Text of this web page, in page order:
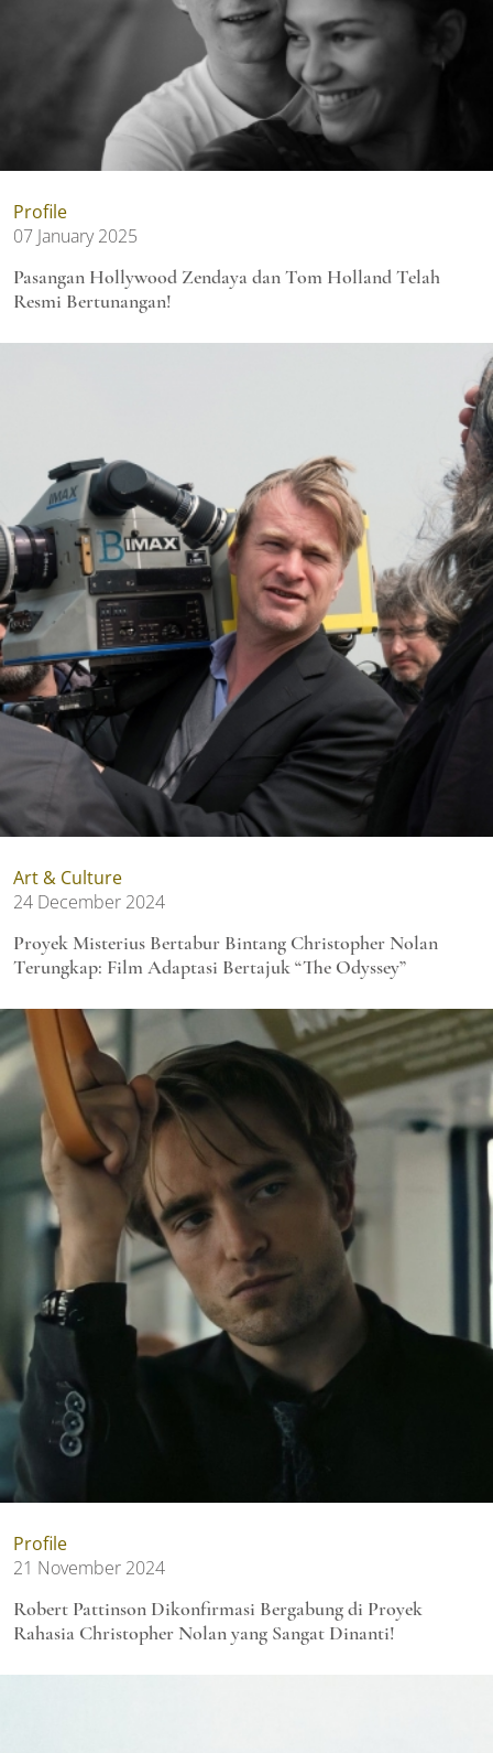
Profile
07 January 2025
Pasangan Hollywood Zendaya dan Tom Holland Telah
Resmi Bertunangan!
Art & Culture
24 December 2024
Proyek Misterius Bertabur Bintang Christopher Nolan
Terungkap: Film Adaptasi Bertajuk “The Odyssey”
Profile
21 November 2024
Robert Pattinson Dikonfirmasi Bergabung di Proyek
Rahasia Christopher Nolan yang Sangat Dinanti!